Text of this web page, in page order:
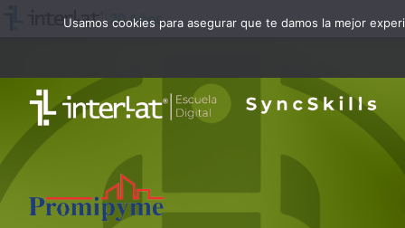
Usamos cookies para asegurar que te damos la mejor